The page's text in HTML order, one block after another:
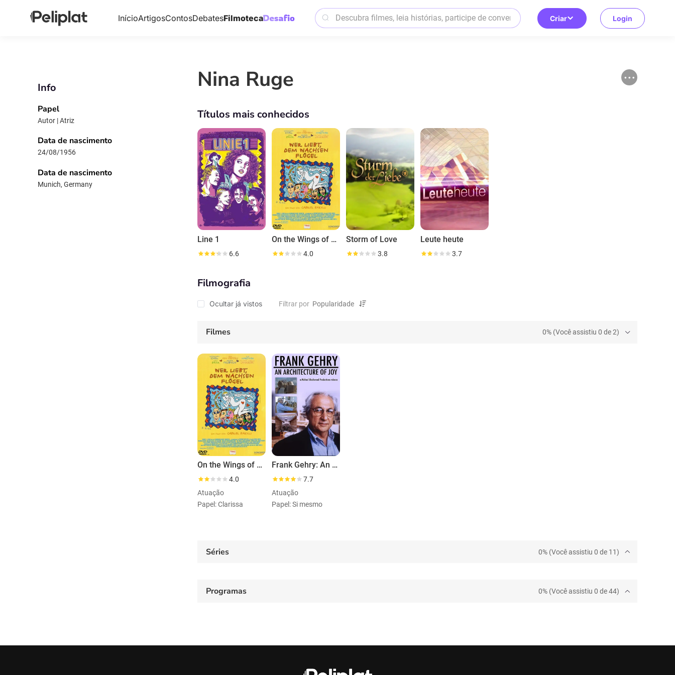
InícioArtigosContosDebatesFilmoteca Criar Login
Info
Papel
Autor | Atriz
Data de nascimento
24/08/1956
Data de nascimento
Munich, Germany
Nina Ruge
Títulos mais conhecidos
Line 1
6.6
On the Wings of Love
4.0
Storm of Love
3.8
Leute heute
3.7
Filmografia
Ocultar já vistos Filtrar por
Filmes 0% (Você assistiu 0 de 2)
On the Wings of Love
4.0
Atuação
Papel: Clarissa
Frank Gehry: An Architecture of Joy
7.7
Atuação
Papel: Si mesmo
Séries 0% (Você assistiu 0 de 11)
Programas 0% (Você assistiu 0 de 44)